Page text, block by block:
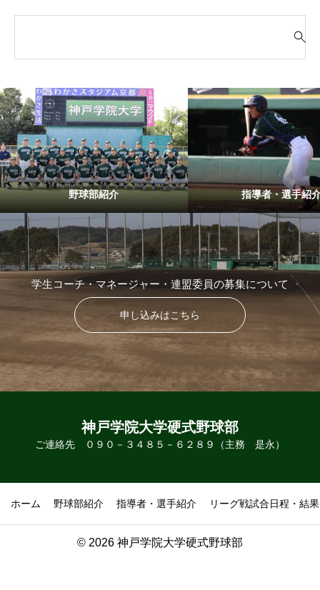
対
:
野球部紹介 指導者・選手紹
学生コーチ・マネージャー・連盟委員の募集について
申し込みはこちら
神戸学院大学硬式野球部
ご連絡先 ０９０－３４８５－６２８９（主務 是永）
ホーム 野球部紹介 指導者・選手紹介 リーグ戦試合日程・結果
© 2026 神戸学院大学硬式野球部